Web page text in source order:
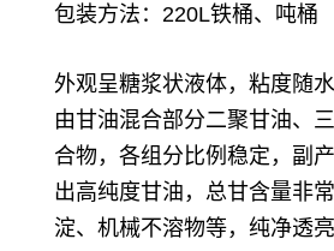
包装方法 ： 220L铁桶、吨桶
外观呈糖浆状液体，粘度随
由甘油混合部分二聚甘油、
合物，各组分比例稳定，副
出高纯度甘油，总甘含量非
淀、机械不溶物等，纯净透